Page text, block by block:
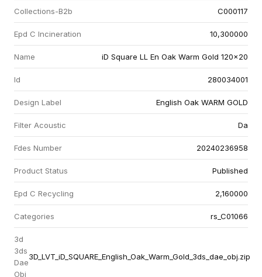
Collections-B2b C000117
Epd C Incineration 10,300000
Name iD Square LL En Oak Warm Gold 120x20
Id 280034001
Design Label English Oak WARM GOLD
Filter Acoustic Da
Fdes Number 20240236958
Product Status Published
Epd C Recycling 2,160000
Categories rs_C01066
3d
3ds
Dae
Obj
3D_LVT_iD_SQUARE_English_Oak_Warm_Gold_3ds_dae_obj.zip